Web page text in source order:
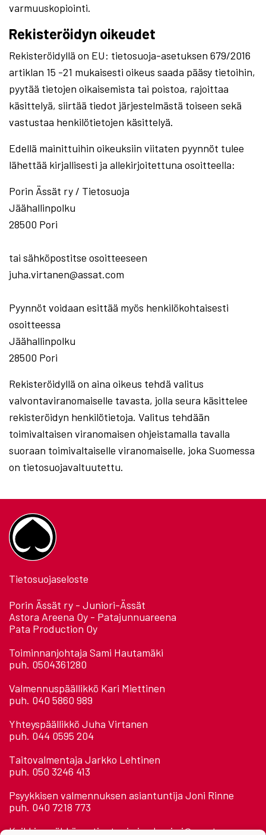
varmuuskopiointi.
Rekisteröidyn oikeudet
Rekisteröidyllä on EU: tietosuoja-asetuksen 679/2016
artiklan 15 -21 mukaisesti oikeus saada pääsy tietoihin,
pyytää tietojen oikaisemista tai poistoa, rajoittaa
käsittelyä, siirtää tiedot järjestelmästä toiseen sekä
vastustaa henkilötietojen käsittelyä.
Edellä mainittuihin oikeuksiin viitaten pyynnöt tulee
lähettää kirjallisesti ja allekirjoitettuna osoitteella:
Porin Ässät ry / Tietosuoja
Jäähallinpolku
28500 Pori
tai sähköpostitse osoitteeseen
juha.virtanen@assat.com
Pyynnöt voidaan esittää myös henkilökohtaisesti
osoitteessa
Jäähallinpolku
28500 Pori
Rekisteröidyllä on aina oikeus tehdä valitus
valvontaviranomaiselle tavasta, jolla seura käsittelee
rekisteröidyn henkilötietoja. Valitus tehdään
toimivaltaisen viranomaisen ohjeistamalla tavalla
suoraan toimivaltaiselle viranomaiselle, joka Suomessa
on tietosuojavaltuutettu.
Tietosuojaseloste
Porin Ässät ry - Juniori-Ässät
Astora Areena Oy - Patajunnuareena
Pata Production Oy
Toiminnanjohtaja Sami Hautamäki
puh. 0504361280
Valmennuspäällikkö Kari Miettinen
puh. 040 5860 989
Yhteyspäällikkö Juha Virtanen
puh. 044 0595 204
Taitovalmentaja Jarkko Lehtinen
puh. 050 3246 413
Psyykkisen valmennuksen asiantuntija Joni Rinne
puh. 040 7218 773
Kaikkien sähköposti: etunimi.sukunimi@assat.com